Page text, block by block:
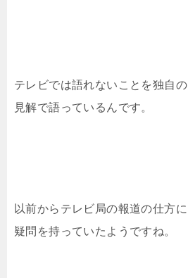
テレビでは語れないことを独自の
見解で語っているんです。
以前からテレビ局の報道の仕方に
疑問を持っていたようですね。